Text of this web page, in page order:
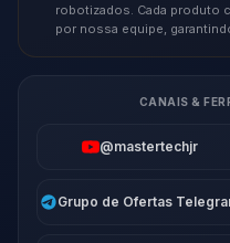
robotizados. Cada produto
por nossa equipe,
CANAIS &
@mastertechjr
Grupo de Ofertas